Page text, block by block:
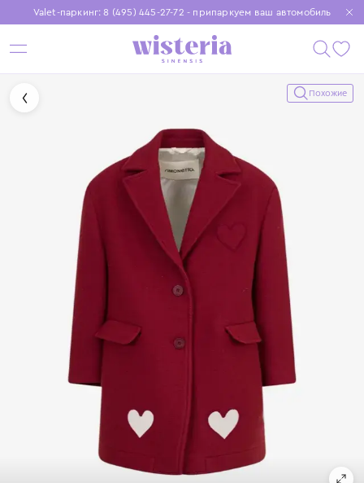
Valet-паркинг: 8 (495) 445-27-72 - припаркуем ваш автомобиль
Бесплатная доставка при заказе от 15 000 ₽
Установите приложение, чтобы покупки были еще удобнее
Похожие